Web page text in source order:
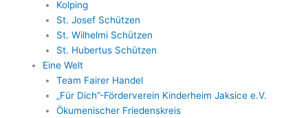
Kolping
St. Josef Schützen
St. Wilhelmi Schützen
St. Hubertus Schützen
Eine Welt
Team Fairer Handel
„Für Dich”-Förderverein Kinderheim Jaksice e.V.
Ökumenischer Friedenskreis